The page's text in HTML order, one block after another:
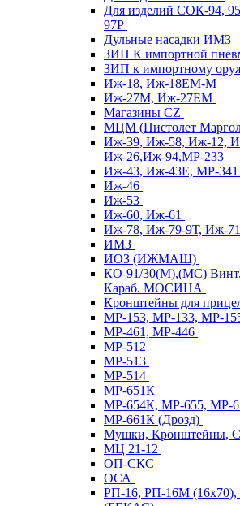
Для изделий СОК-94,
97Р
Дульные насадки ИМЗ
ЗИП К импортной
ЗИП к импортному
Иж-18, Иж-18ЕМ-М
Иж-27М, Иж-27ЕМ
Магазины CZ
МЦМ (Пистолет
Иж-39, Иж-58, Иж-12,
Иж-26,Иж-94,МР-233
Иж-43, Иж-43Е, МР-341
Иж-46
Иж-53
Иж-60, Иж-61
Иж-78, Иж-79-9Т, Иж-
ИМЗ
ИОЗ (ИЖМАШ)
КО-91/30(М),(МС)
Караб. МОСИНА
Кронштейны для
МР-153, МР-133, МР-
МР-461, МР-446
МР-512
МР-513
МР-514
МР-651К
МР-654К, МР-655, МР-
МР-661К (Дрозд)
Мушки, Кронштейны,
МЦ 21-12
ОП-СКС
ОСА
РП-16, РП-16М